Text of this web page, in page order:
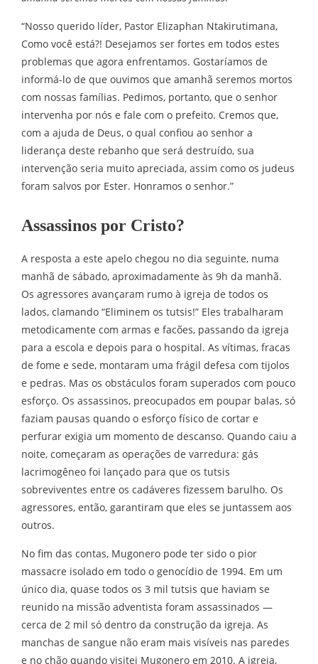
“Nosso querido líder, Pastor Elizaphan Ntakirutimana,
Como você está?! Desejamos ser fortes em todos estes
problemas que agora enfrentamos. Gostaríamos de
informá-lo de que ouvimos que amanhã seremos mortos
com nossas famílias. Pedimos, portanto, que o senhor
intervenha por nós e fale com o prefeito. Cremos que,
com a ajuda de Deus, o qual confiou ao senhor a
liderança deste rebanho que será destruído, sua
intervenção seria muito apreciada, assim como os judeus
foram salvos por Ester. Honramos o senhor.”
Assassinos por Cristo?
A resposta a este apelo chegou no dia seguinte, numa
manhã de sábado, aproximadamente às 9h da manhã.
Os agressores avançaram rumo à igreja de todos os
lados, clamando “Eliminem os tutsis!” Eles trabalharam
metodicamente com armas e facões, passando da igreja
para a escola e depois para o hospital. As vítimas, fracas
de fome e sede, montaram uma frágil defesa com tijolos
e pedras. Mas os obstáculos foram superados com pouco
esforço. Os assassinos, preocupados em poupar balas, só
faziam pausas quando o esforço físico de cortar e
perfurar exigia um momento de descanso. Quando caiu a
noite, começaram as operações de varredura: gás
lacrimogêneo foi lançado para que os tutsis
sobreviventes entre os cadáveres fizessem barulho. Os
agressores, então, garantiram que eles se juntassem aos
outros.
No fim das contas, Mugonero pode ter sido o pior
massacre isolado em todo o genocídio de 1994. Em um
único dia, quase todos os 3 mil tutsis que haviam se
reunido na missão adventista foram assassinados —
cerca de 2 mil só dentro da construção da igreja. As
manchas de sangue não eram mais visíveis nas paredes
e no chão quando visitei Mugonero em 2010. A igreja,